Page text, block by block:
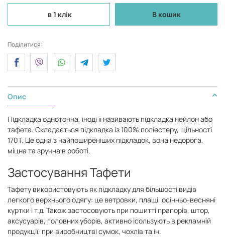
в 1 клік В кошик
Поділитися:
Опис
Підкладка однотонна, іноді її називають підкладка нейлон або
тафета. Складається підкладка із 100% поліестеру, щільності
170Т. Це одна з найпоширеніших підкладок, вона недорога,
міцна та зручна в роботі.
Застосування Тафети
Тафету використовують як підкладку для більшості видів
легкого верхнього одягу: це ветровки, плащі, осінньо-весняні
куртки і т.д. Також застосовують при пошитті прапорів, штор,
аксусуарів, головних уборів, активно ісользують в рекламній
продукції, при виробництві сумок, чохлів та ін.